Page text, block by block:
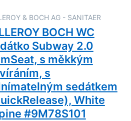
& BOCH AG - SANITAER
BOCH WC
Subway 2.0
s měkkým
s
sedátkem
White
#9M78S101